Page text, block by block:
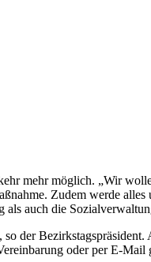
mehr möglich. „Wir
Zudem werde
auch die
der
oder per E-